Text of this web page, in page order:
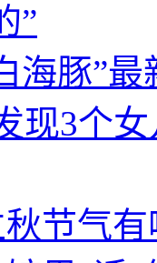
”
海豚”
现3个
节气